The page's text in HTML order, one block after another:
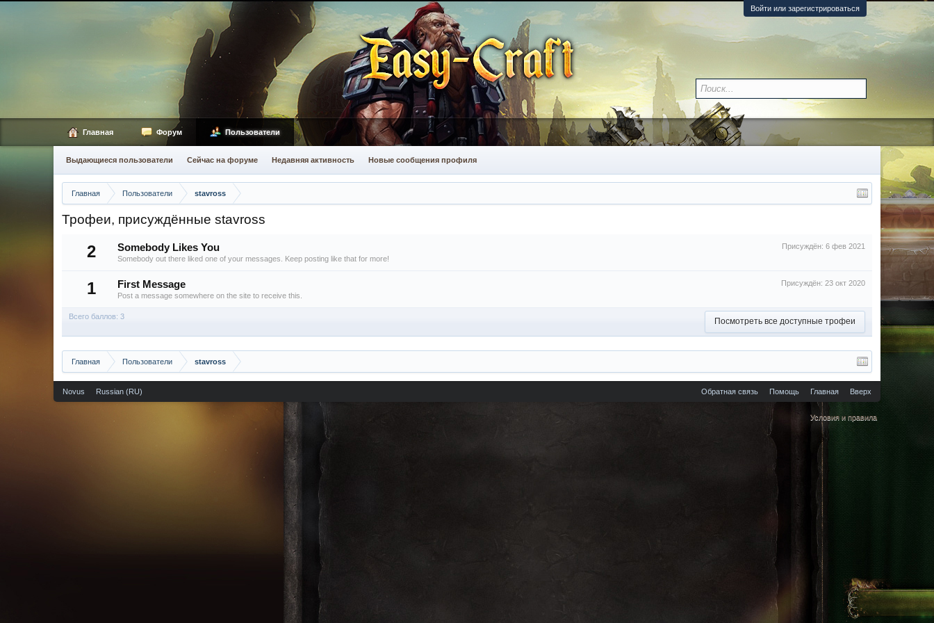
Войти или зарегистрироваться
Главная Пользователи stavross
Трофеи, присуждённые stavross
2 Присуждён: 6 фев 2021
Somebody Likes You
Somebody out there liked one of your messages. Keep posting like that for more!
1 Присуждён: 23 окт 2020
First Message
Post a message somewhere on the site to receive this.
Всего баллов: 3 Посмотреть все доступные трофеи
Главная Пользователи stavross
Главная Форум Пользователи
Выдающиеся пользователи Сейчас на форуме Недавняя активность Новые сообщения профиля
Novus Russian (RU) Обратная связь Помощь Главная Вверх
Условия и правила